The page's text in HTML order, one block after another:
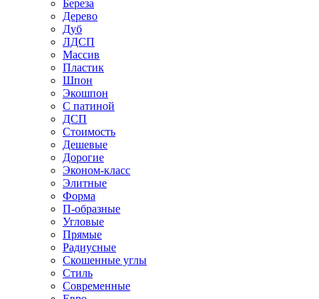
Береза
Дерево
Дуб
ЛДСП
Массив
Пластик
Шпон
Экошпон
С патиной
ДСП
Стоимость
Дешевые
Дорогие
Эконом-класс
Элитные
Форма
П-образные
Угловые
Прямые
Радиусные
Скошенные углы
Стиль
Современные